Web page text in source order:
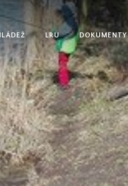
LRU DOKUMENTY